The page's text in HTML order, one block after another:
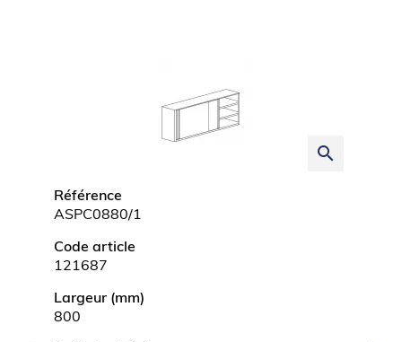
search
Référence
ASPC0880/1
Code article
121687
Largeur (mm)
800